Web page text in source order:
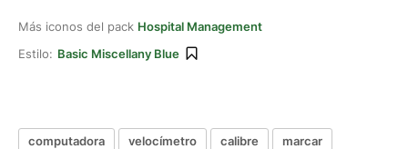
Más iconos del pack Hospital Management
Estilo: Basic Miscellany Blue
computadora velocímetro calibre
marcar